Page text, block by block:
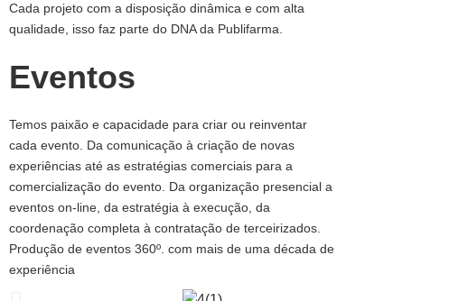
Cada projeto com a disposição dinâmica e com alta
qualidade, isso faz parte do DNA da Publifarma.
Eventos
Temos paixão e capacidade para criar ou reinventar
cada evento. Da comunicação à criação de novas
experiências até as estratégias comerciais para a
comercialização do evento. Da organização presencial a
eventos on-line, da estratégia à execução, da
coordenação completa à contratação de terceirizados.
Produção de eventos 360º. com mais de uma década de
experiência